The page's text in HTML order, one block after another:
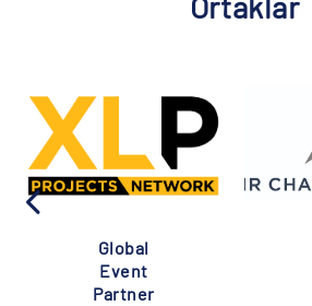
Global
Event
Partner